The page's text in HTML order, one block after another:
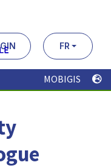
FR
MOBIGIS